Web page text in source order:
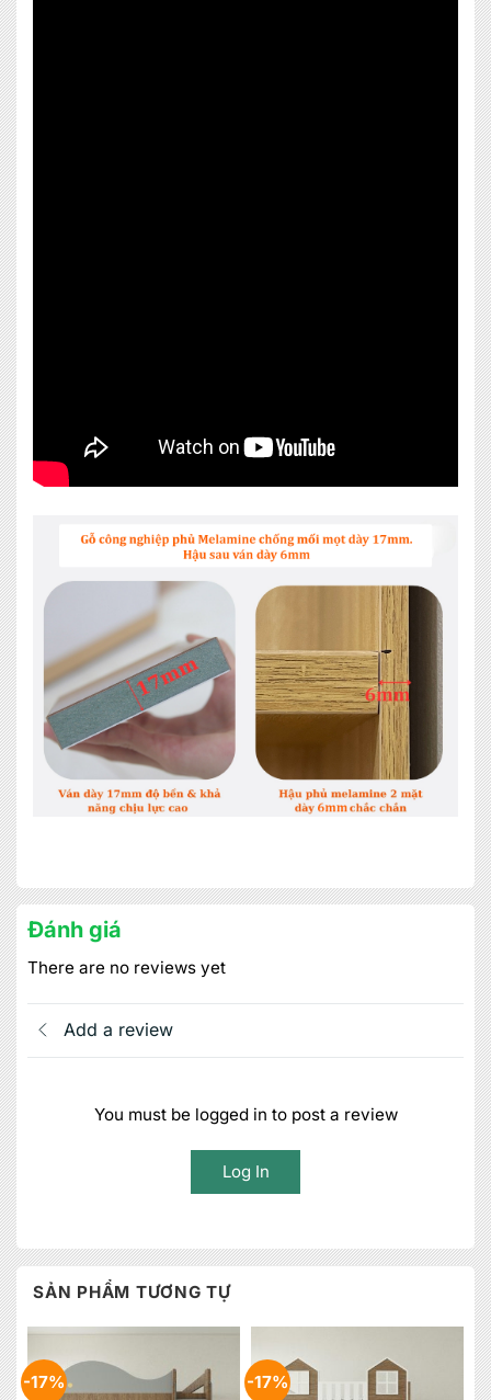
Đánh giá
There are no reviews yet
Add a review
You must be logged in to post a review
Log In
SẢN PHẨM TƯƠNG TỰ
-17% -17%